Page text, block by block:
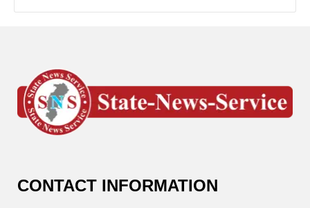
CONTACT INFORMATION